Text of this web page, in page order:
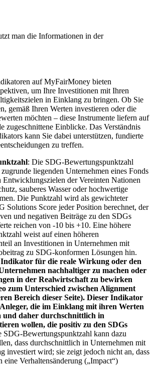
man die Informationen in der
auf MyFairMoney bieten
um Ihre Investitionen mit Ihren
in Einklang zu bringen. Ob Sie
gemäß Ihren Werten investieren oder die
möchten – diese Instrumente liefern auf
zugeschnittene Einblicke. Das Verständnis
kann Sie dabei unterstützen, fundierte
zu treffen.
: Die SDG-Bewertungspunktzahl
liegenden Unternehmen eines Fonds
Entwicklungszielen der Vereinten Nationen
sauberes Wasser oder hochwertige
Die Punktzahl wird als gewichteter
Solutions Score jeder Position berechnet, der
und negativen Beiträge zu den SDGs
reichen von -10 bis +10. Eine höhere
weist auf einen höheren
an Investitionen in Unternehmen mit
zu SDG-konformen Lösungen hin.
Indikator für die reale Wirkung oder den
nachhaltiger zu machen oder
in der Realwirtschaft zu bewirken
zum Unterschied zwischen Alignment
Bereich dieser Seite). Dieser Indikator
die im Einklang mit ihren Werten
und daher durchschnittlich in
wollen, die positiv zu den SDGs
SDG-Bewertungspunktzahl kann dazu
dass durchschnittlich in Unternehmen mit
investiert wird; sie zeigt jedoch nicht an, dass
Verhaltensänderung („Impact“)